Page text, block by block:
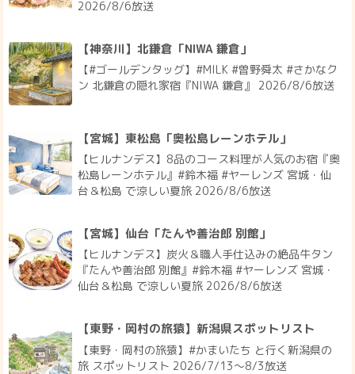
2026/8/6放送
【神奈川】北鎌倉「NIWA 鎌倉」
【#ゴールデンタッグ】#MILK #曽野舜太 #さかなク
ン 北鎌倉の隠れ家宿『NIWA 鎌倉』 2026/8/6放送
【宮城】東松島「奥松島レーンホテル」
【ヒルナンデス】8品のコース料理が人気のお宿『奥
松島レーンホテル』#鈴木福 #ヤーレンズ 宮城・仙
台＆松島 で涼しい夏旅 2026/8/6放送
【宮城】仙台「たんや善治郎 別館」
【ヒルナンデス】炭火＆職人手仕込みの絶品牛タン
『たんや善治郎 別館』#鈴木福 #ヤーレンズ 宮城・
仙台＆松島 で涼しい夏旅 2026/8/6放送
【東野・岡村の旅猿】新潟県スポットリスト
【東野・岡村の旅猿】#かまいたち と行く新潟県の
旅 スポットリスト 2026/7/13〜8/3放送